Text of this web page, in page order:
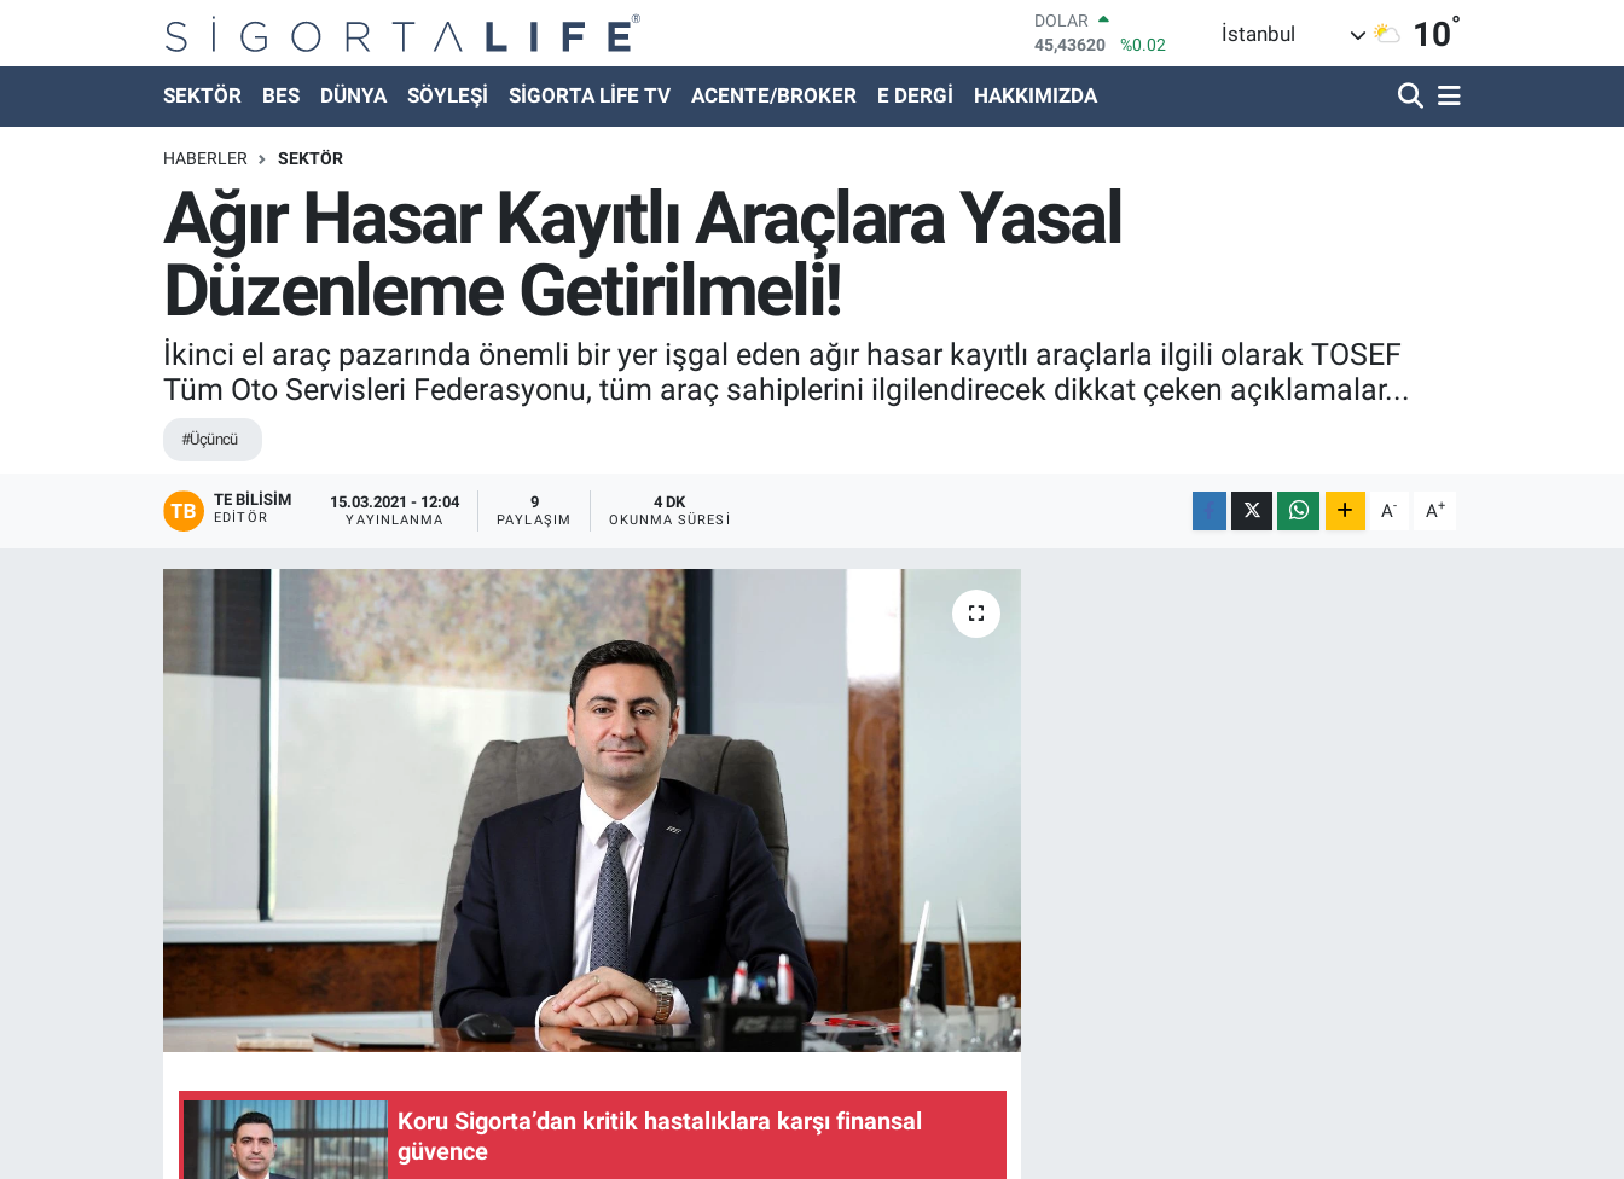
DOLAR
45,43620
%0.02
EURO
53,38690
6862,09000
BİST100
14.598,00
İstanbul 10°
SEKTÖR BES DÜNYA SÖYLEŞİ SİGORTA LİFE TV ACENTE/BROKER E DERGİ HAKKIMIZDA
HABERLER SEKTÖR
Ağır Hasar Kayıtlı Araçlara Yasal
Düzenleme Getirilmeli!
İkinci el araç pazarında önemli bir yer işgal eden ağır hasar kayıtlı araçlarla ilgili olarak TOSEF
Tüm Oto Servisleri Federasyonu, tüm araç sahiplerini ilgilendirecek dikkat çeken açıklamalar...
#Üçüncü
TE BILISIM
EDITÖR
15.03.2021 - 12:04
YAYINLANMA
9
PAYLAŞIM
4 DK
OKUNMA SÜRESI A- A+
Koru Sigorta’dan kritik hastalıklara karşı finansal
güvence
Nöbetçi Eczaneler
Hava Durumu
Namaz Vakitleri
Trafik Durumu
Süper Lig Puan Durumu ve Fikstür
Tüm Manşetler
Haber Arşivi